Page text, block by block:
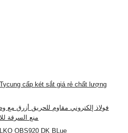
cấp két sắt giá rẻ chất lượng
منع السرقة
OBS920 DK BLue